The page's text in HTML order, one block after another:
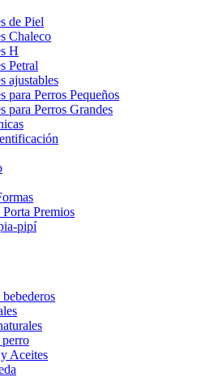
de Piel
Chaleco
H
Petral
ajustables
para Perros Pequeños
para Perros Grandes
Premios
pipí
perro
Aceites